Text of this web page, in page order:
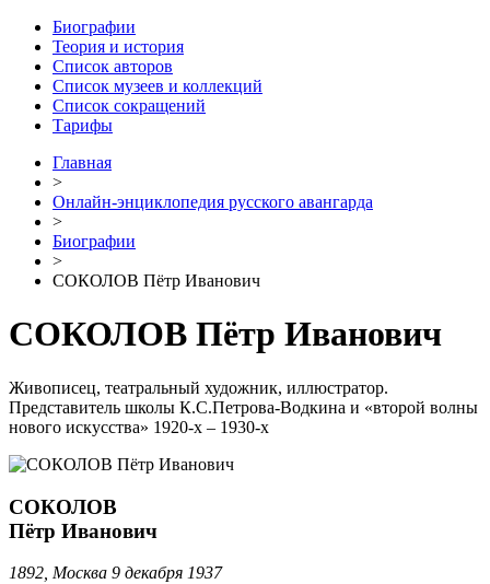
Биографии
Теория и история
Список авторов
Список музеев и коллекций
Список сокращений
Тарифы
Главная
>
Онлайн-энциклопедия русского авангарда
>
Биографии
>
СОКОЛОВ Пётр Иванович
СОКОЛОВ Пётр Иванович
Живописец, театральный художник, иллюстратор.
Представитель школы К.С.Петрова-Водкина и «второй волны
нового искусства» 1920-х – 1930-х
СОКОЛОВ
Пётр Иванович
1892, Москва 9 декабря 1937